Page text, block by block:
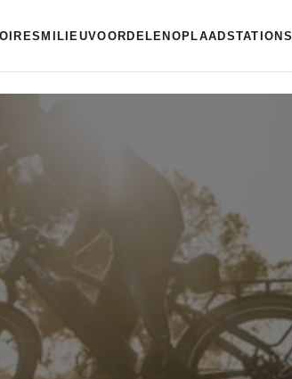
MILIEUVOORDELEN OPLAADSTATIONS